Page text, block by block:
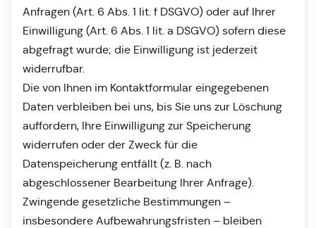
Anfragen (Art. 6 Abs. 1 lit. f DSGVO) oder auf Ihrer
Einwilligung (Art. 6 Abs. 1 lit. a DSGVO) sofern diese
abgefragt wurde; die Einwilligung ist jederzeit
widerrufbar.
Die von Ihnen im Kontaktformular eingegebenen
Daten verbleiben bei uns, bis Sie uns zur Löschung
auffordern, Ihre Einwilligung zur Speicherung
widerrufen oder der Zweck für die
Datenspeicherung entfällt (z. B. nach
abgeschlossener Bearbeitung Ihrer Anfrage).
Zwingende gesetzliche Bestimmungen –
insbesondere Aufbewahrungsfristen – bleiben